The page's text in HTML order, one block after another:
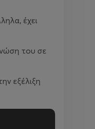
έχει
του σε
εξέλιξη